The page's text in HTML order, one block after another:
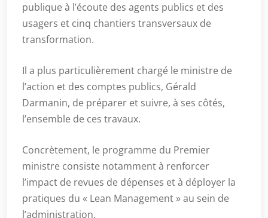
publique à l’écoute des agents publics et des
usagers et cinq chantiers transversaux de
transformation.
Il a plus particulièrement chargé le ministre de
l’action et des comptes publics, Gérald
Darmanin, de préparer et suivre, à ses côtés,
l’ensemble de ces travaux.
Concrètement, le programme du Premier
ministre consiste notamment à renforcer
l’impact de revues de dépenses et à déployer la
pratiques du « Lean Management » au sein de
l’administration.